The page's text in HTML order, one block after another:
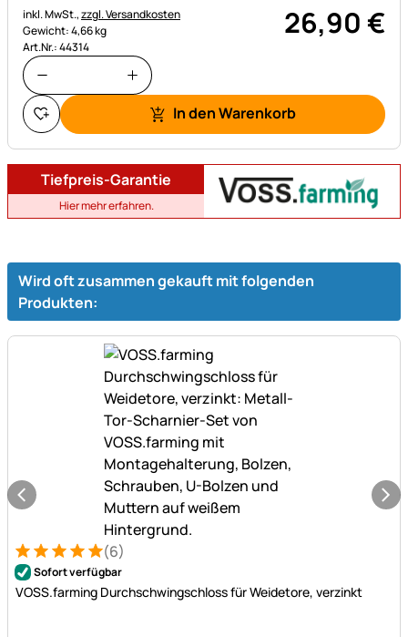
Steuerhinweis:
inkl. MwSt.,zzgl. Versandkosten
Gewicht: 4,66 kg
Art.Nr.: 44314
26,90€
In den Warenkorb
Tiefpreis-Garantie
Hier mehr erfahren.
Wird oft zusammen gekauft mit folgenden
Produkten:
Bewertung: 5 von 5 (6 Bewertungen)
6 Bewertungen
(6)
Sofort verfügbar
VOSS.farming Durchschwingschloss für Weidetore, verzinkt